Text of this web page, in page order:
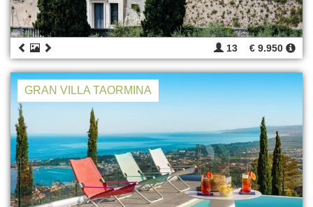
13 € 9.950
GRAN VILLA TAORMINA